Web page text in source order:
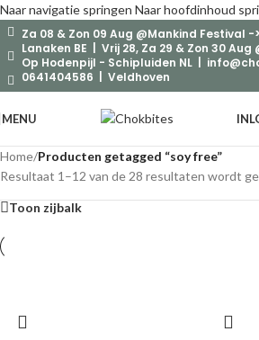
Naar navigatie springen Naar hoofdinhoud
Za 08 & Zon 09 Aug @Mankind Festival
Lanaken BE | Vrij 28, Za 29 & Zon 30
Op Hodenpijl - Schipluiden NL |
0641404586 | Veldhoven
MENU
Home/Producten getagged “soy free”
Resultaat 1–12 van de 28 resultaten wordt
Toon zijbalk